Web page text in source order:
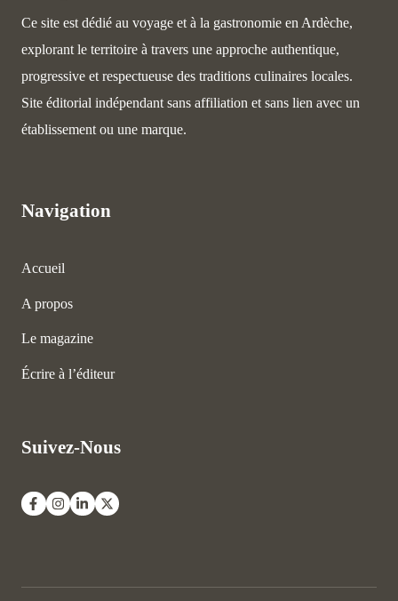
Ce site est dédié au voyage et à la gastronomie en Ardèche,
explorant le territoire à travers une approche authentique,
progressive et respectueuse des traditions culinaires locales.
Site éditorial indépendant sans affiliation et sans lien avec un
établissement ou une marque.
Navigation
Accueil
A propos
Le magazine
Écrire à l’éditeur
Suivez-Nous